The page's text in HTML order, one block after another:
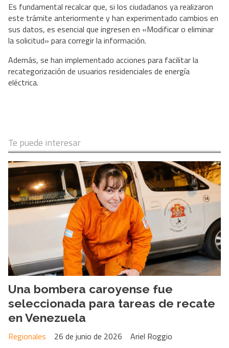
Es fundamental recalcar que, si los ciudadanos ya realizaron
este trámite anteriormente y han experimentado cambios en
sus datos, es esencial que ingresen en «Modificar o eliminar
la solicitud» para corregir la información.
Además, se han implementado acciones para facilitar la
recategorización de usuarios residenciales de energía
eléctrica.
Te puede interesar
Una bombera caroyense fue
seleccionada para tareas de recate
en Venezuela
Ariel Roggio
Regionales
26 de junio de 2026